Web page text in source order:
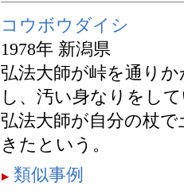
コウボウダイシ
1978年 新潟県
弘法大師が峠を通り
し、汚い身なりをし
弘法大師が自分の杖
きたという。
類似事例